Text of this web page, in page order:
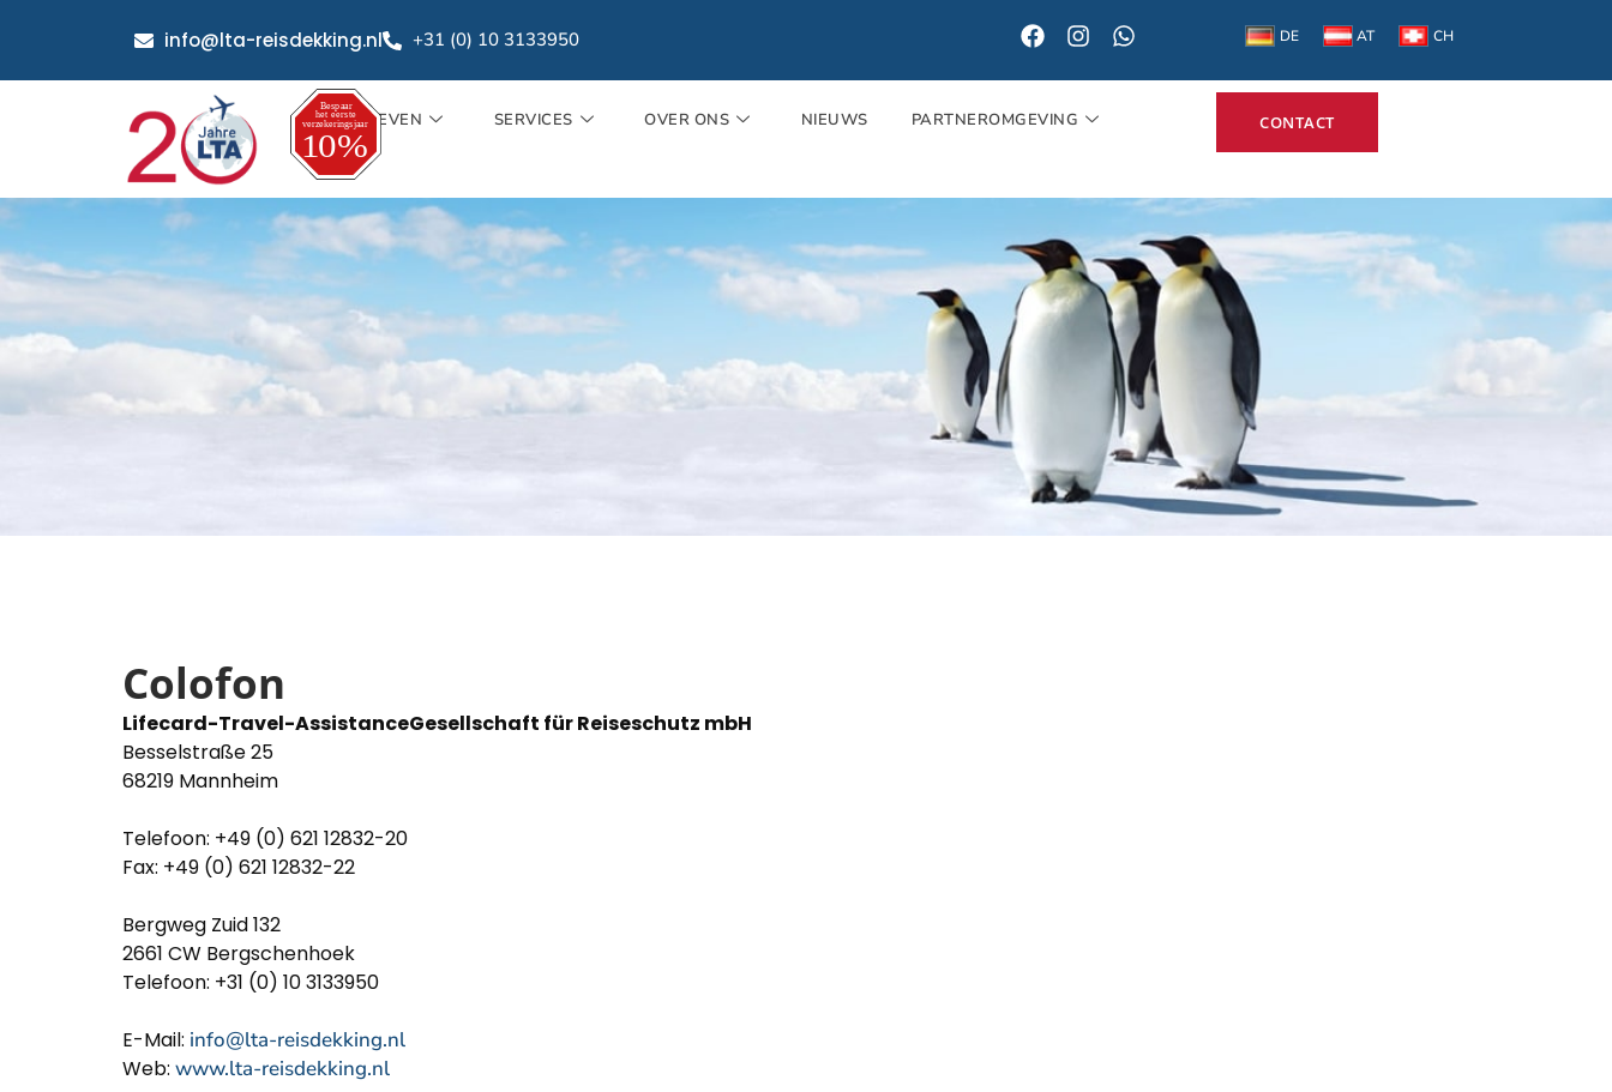
info@lta-reisdekking.nl +31 (0) 10 3133950 DE AT CH
TARIEVEN SERVICES OVER ONS NIEUWS PARTNEROMGEVING CONTACT
Colofon
Lifecard-Travel-AssistanceGesellschaft für Reiseschutz mbH
Besselstraße 25
68219 Mannheim
Telefoon: +49 (0) 621 12832-20
Fax: +49 (0) 621 12832-22
Bergweg Zuid 132
2661 CW Bergschenhoek
Telefoon: +31 (0) 10 3133950
E-Mail: info@lta-reisdekking.nl
Web: www.lta-reisdekking.nl